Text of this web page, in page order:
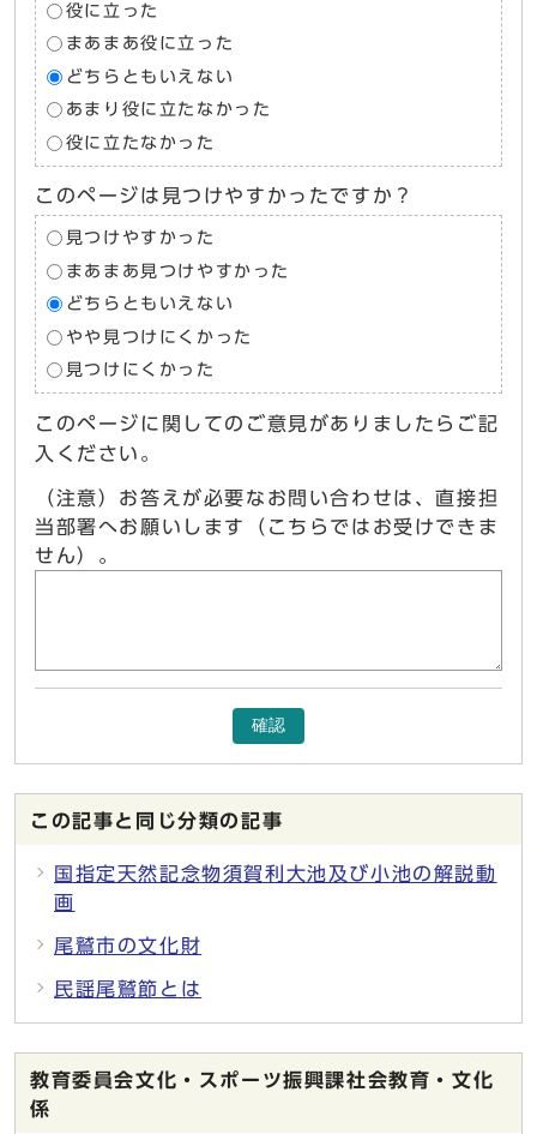
役に立った
まあまあ役に立った
どちらともいえない
あまり役に立たなかった
役に立たなかった
このページは見つけやすかったですか？
見つけやすかった
まあまあ見つけやすかった
どちらともいえない
やや見つけにくかった
見つけにくかった
このページに関してのご意見がありましたらご記
入ください。
（注意）お答えが必要なお問い合わせは、直接担
当部署へお願いします（こちらではお受けできま
せん）。
確認
この記事と同じ分類の記事
国指定天然記念物須賀利大池及び小池の解説動
画
尾鷲市の文化財
民謡尾鷲節とは
教育委員会文化・スポーツ振興課社会教育・文化
係